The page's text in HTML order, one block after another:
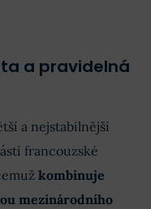
a pravidelná
a nejstabilnější
francouzské
kombinuje
mezinárodního